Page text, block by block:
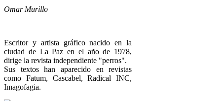
Omar Murillo
Escritor y artista gráfico nacido en la
ciudad de La Paz en el año de 1978,
dirige la revista independiente "perros".
Sus textos han aparecido en revistas
como Fatum, Cascabel, Radical INC,
Imagofagia.